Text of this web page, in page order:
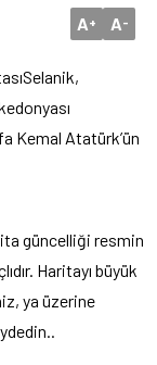
A+ A-
Selanik,
Kemal Atatürk’ün
güncelliği resmin
Haritayı büyük
ya üzerine